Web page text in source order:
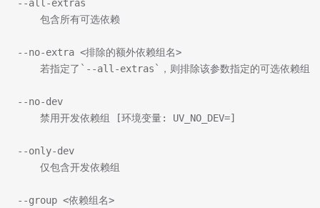
--all-extras
    包含所有可选依赖
--no-extra <排除的额外依赖组名>
    若指定了`--all-extras`，则排除该参数指定的可选依赖组
--no-dev
    禁用开发依赖组 [环境变量: UV_NO_DEV=]
--only-dev
    仅包含开发依赖组
--group <依赖组名>